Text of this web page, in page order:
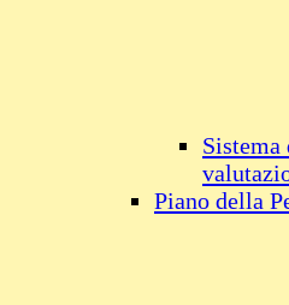
Piano della